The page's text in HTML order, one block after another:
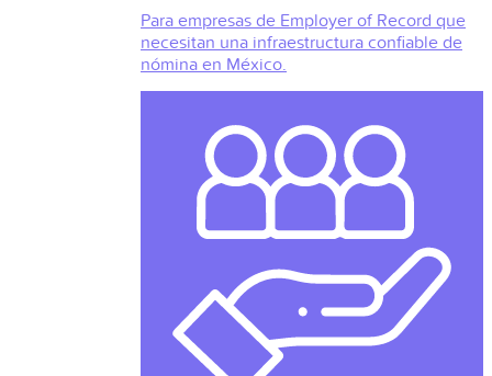
Para empresas de Employer of Record que
necesitan una infraestructura confiable de
nómina en México.